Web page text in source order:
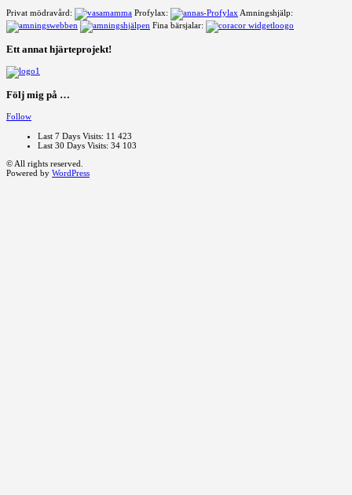
Privat mödravård: Profylax:
Amningshjälp:
Fina bärsjalar:
Ett annat hjärteprojekt!
Följ mig på …
Follow
Last 7 Days Visits: 11 423
Last 30 Days Visits: 34 103
© All rights reserved.
Powered by WordPress